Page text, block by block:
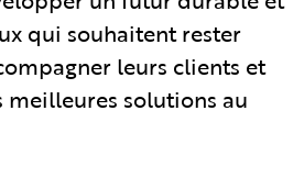
qui souhaitent rester
leurs clients et
solutions au